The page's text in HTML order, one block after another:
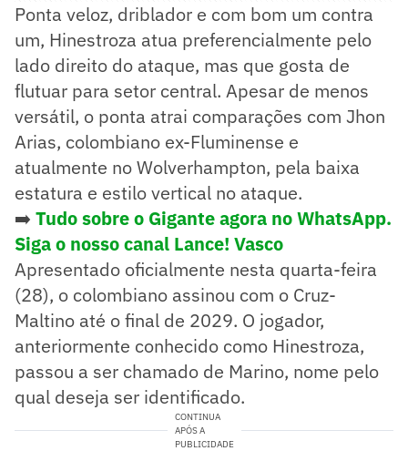
Ponta veloz, driblador e com bom um contra
um, Hinestroza atua preferencialmente pelo
lado direito do ataque, mas que gosta de
flutuar para setor central. Apesar de menos
versátil, o ponta atrai comparações com Jhon
Arias, colombiano ex-Fluminense e
atualmente no Wolverhampton, pela baixa
estatura e estilo vertical no ataque.
➡️ Tudo sobre o Gigante agora no WhatsApp.
Siga o nosso canal Lance! Vasco
Apresentado oficialmente nesta quarta-feira
(28), o colombiano assinou com o Cruz-
Maltino até o final de 2029. O jogador,
anteriormente conhecido como Hinestroza,
passou a ser chamado de Marino, nome pelo
qual deseja ser identificado.
CONTINUA
APÓS A
PUBLICIDADE